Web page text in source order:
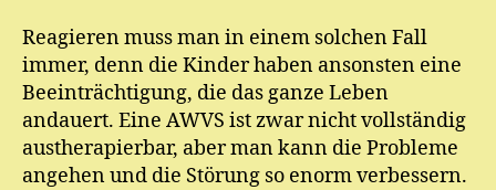
Reagieren muss man in einem solchen Fall
immer, denn die Kinder haben ansonsten eine
Beeinträchtigung, die das ganze Leben
andauert. Eine AWVS ist zwar nicht vollständig
austherapierbar, aber man kann die Probleme
angehen und die Störung so enorm verbessern.